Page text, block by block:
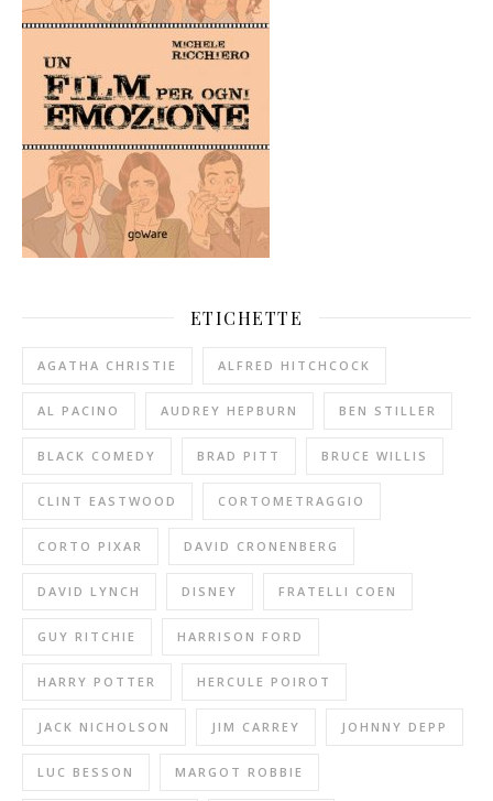
ETICHETTE
AGATHA CHRISTIE ALFRED HITCHCOCK
AL PACINO AUDREY HEPBURN BEN STILLER
BLACK COMEDY BRAD PITT BRUCE WILLIS
CLINT EASTWOOD CORTOMETRAGGIO
CORTO PIXAR DAVID CRONENBERG
DAVID LYNCH DISNEY FRATELLI COEN
GUY RITCHIE HARRISON FORD
HARRY POTTER HERCULE POIROT
JACK NICHOLSON JIM CARREY JOHNNY DEPP
LUC BESSON MARGOT ROBBIE